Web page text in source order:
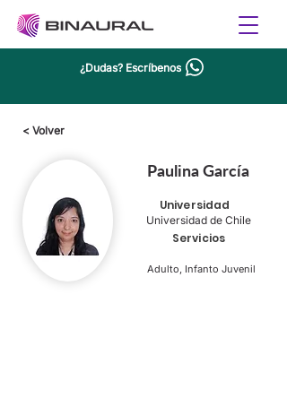
¿Dudas? Escríbenos
< Volver
Paulina García
Universidad
Universidad de Chile
Servicios
Adulto, Infanto Juvenil